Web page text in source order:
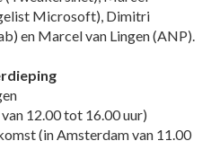
Microsoft), Dimitri
en Marcel van Lingen (ANP).
12.00 tot 16.00 uur)
(in Amsterdam van 11.00